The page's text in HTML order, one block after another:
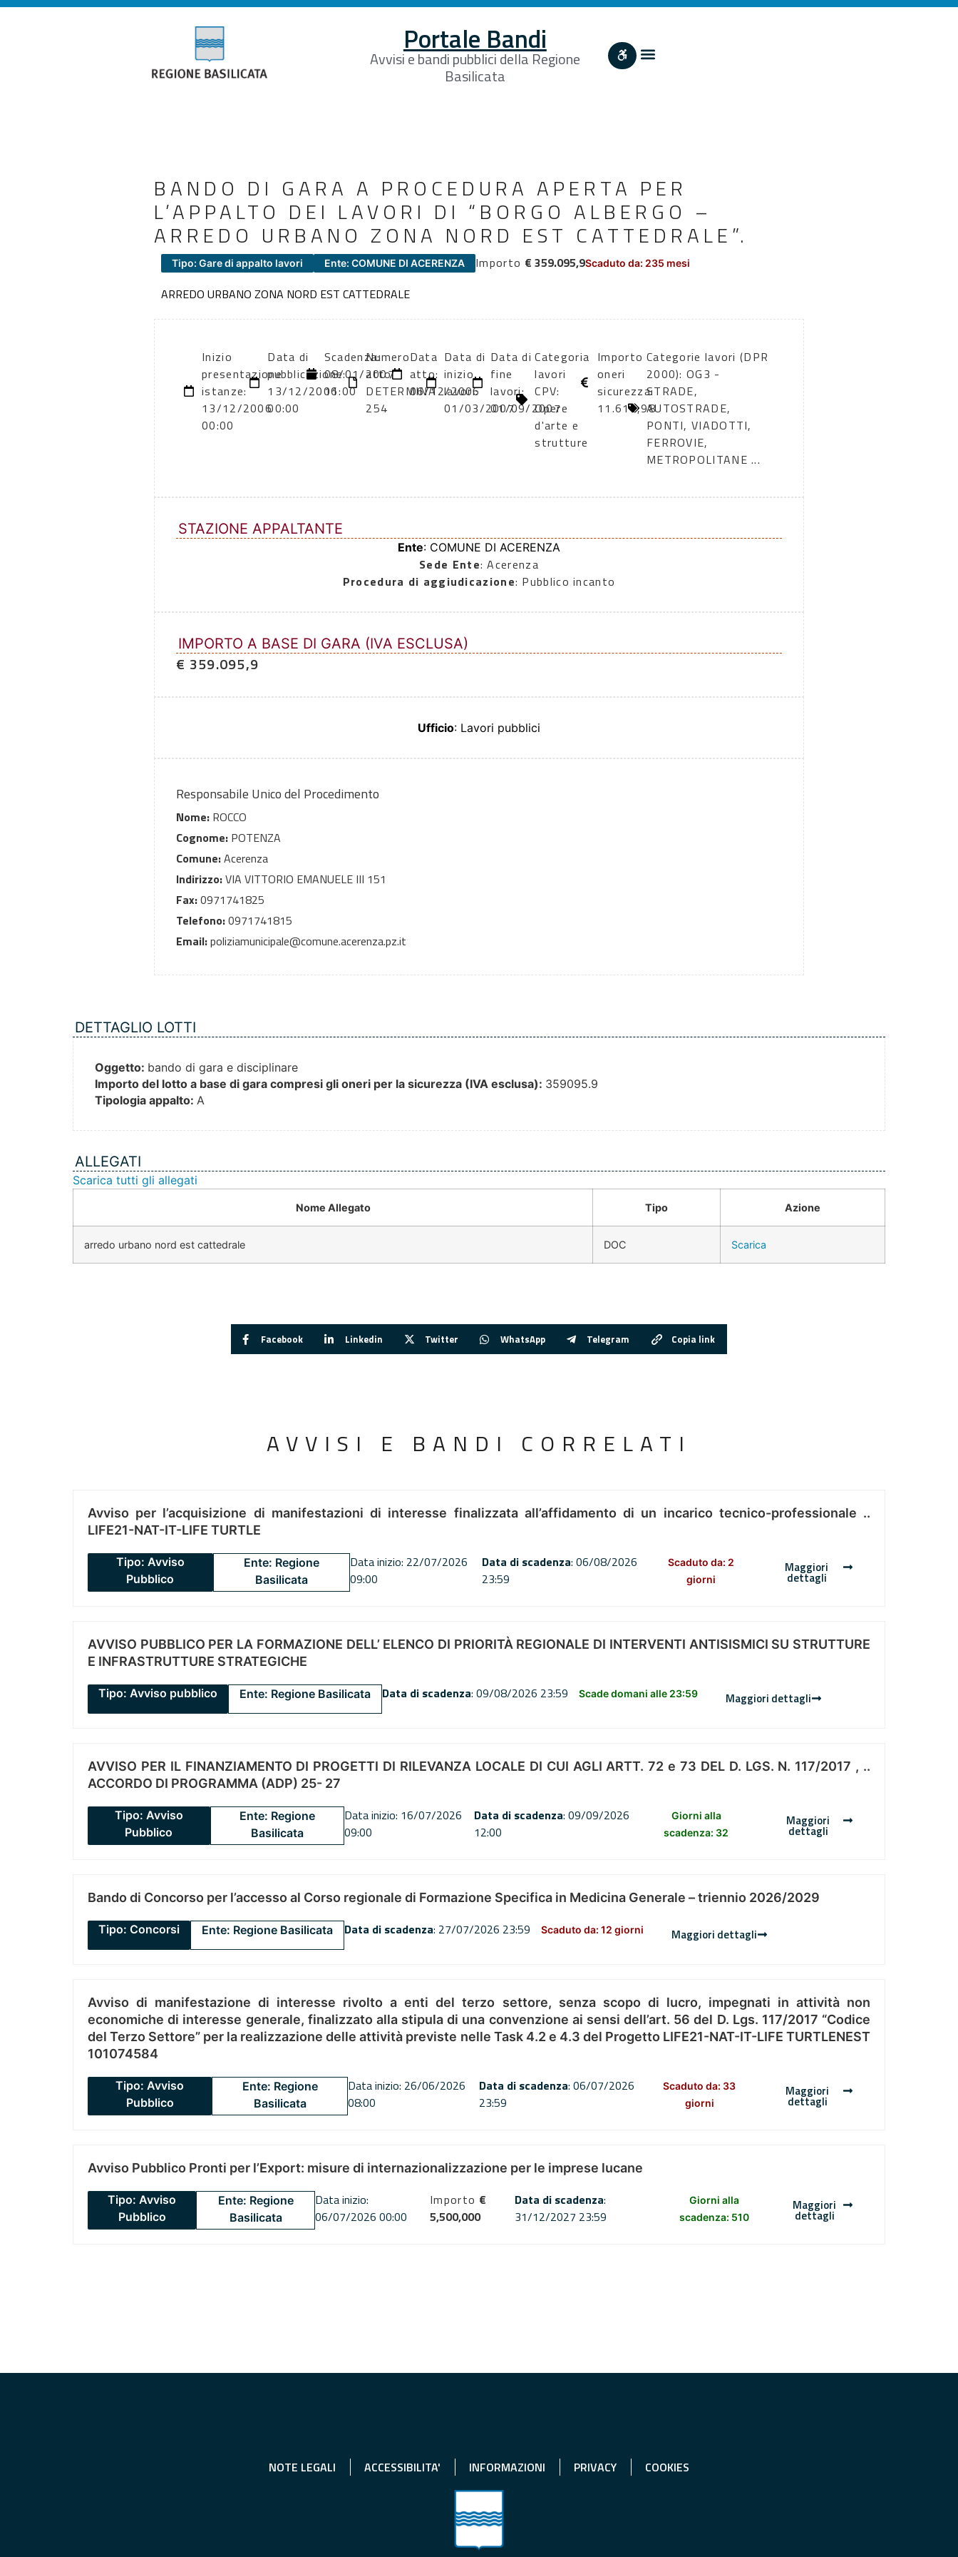
Portale Bandi
Avvisi e bandi pubblici della Regione
Basilicata
BANDO DI GARA A PROCEDURA APERTA PER
L’APPALTO DEI LAVORI DI “BORGO ALBERGO –
ARREDO URBANO ZONA NORD EST CATTEDRALE”.
Tipo: Gare di appalto lavori Ente: COMUNE DI ACERENZA Importo € 359.095,9Scaduto da: 235 mesi
ARREDO URBANO ZONA NORD EST CATTEDRALE
Inizio
presentazione
istanze:
13/12/2006
00:00
Data di
pubblicazione:
13/12/2006
00:00
Scadenza:
08/01/2007
11:00
Numero
atto:
DETERMINA
254
Data
atto:
06/12/2006
Data di
inizio
lavori:
01/03/2007
Data di
fine
lavori:
01/09/2007
Categoria
lavori
CPV:
Opere
d'arte e
strutture
Importo
oneri
sicurezza:
11.611,98
Categorie lavori (DPR
2000): OG3 -
STRADE,
AUTOSTRADE,
PONTI, VIADOTTI,
FERROVIE,
METROPOLITANE ...
STAZIONE APPALTANTE
Ente: COMUNE DI ACERENZA
Sede Ente: Acerenza
Procedura di aggiudicazione: Pubblico incanto
IMPORTO A BASE DI GARA (IVA ESCLUSA)
€ 359.095,9
Ufficio: Lavori pubblici
Responsabile Unico del Procedimento
Nome: ROCCO
Cognome: POTENZA
Comune:Acerenza
Indirizzo:VIA VITTORIO EMANUELE III 151
Fax:0971741825
Telefono:0971741815
Email:poliziamunicipale@comune.acerenza.pz.it
DETTAGLIO LOTTI
Oggetto: bando di gara e disciplinare
Importo del lotto a base di gara compresi gli oneri per la sicurezza (IVA esclusa): 359095.9
Tipologia appalto: A
ALLEGATI
Scarica tutti gli allegati
Nome Allegato Tipo Azione
arredo urbano nord est cattedrale DOC Scarica
Facebook Linkedin Twitter WhatsApp Telegram Copia link
AVVISI E BANDI CORRELATI
Avviso per l’acquisizione di manifestazioni di interesse finalizzata all’affidamento di un incarico tecnico-professionale ..
LIFE21-NAT-IT-LIFE TURTLE
Tipo: Avviso
Pubblico
Ente: Regione
Basilicata
Data inizio: 22/07/2026
09:00
Data di scadenza: 06/08/2026
23:59
Scaduto da: 2
giorni
Maggiori
dettagli
AVVISO PUBBLICO PER LA FORMAZIONE DELL’ ELENCO DI PRIORITÀ REGIONALE DI INTERVENTI ANTISISMICI SU STRUTTURE
E INFRASTRUTTURE STRATEGICHE
Tipo: Avviso pubblico Ente: Regione Basilicata Data di scadenza: 09/08/2026 23:59 Scade domani alle 23:59 Maggiori dettagli
AVVISO PER IL FINANZIAMENTO DI PROGETTI DI RILEVANZA LOCALE DI CUI AGLI ARTT. 72 e 73 DEL D. LGS. N. 117/2017 , ..
ACCORDO DI PROGRAMMA (ADP) 25- 27
Tipo: Avviso
Pubblico
Ente: Regione
Basilicata
Data inizio: 16/07/2026
09:00
Data di scadenza: 09/09/2026
12:00
Giorni alla
scadenza: 32
Maggiori
dettagli
Bando di Concorso per l’accesso al Corso regionale di Formazione Specifica in Medicina Generale – triennio 2026/2029
Tipo: Concorsi Ente: Regione Basilicata Data di scadenza: 27/07/2026 23:59 Scaduto da: 12 giorni Maggiori dettagli
Avviso di manifestazione di interesse rivolto a enti del terzo settore, senza scopo di lucro, impegnati in attività non
economiche di interesse generale, finalizzato alla stipula di una convenzione ai sensi dell’art. 56 del D. Lgs. 117/2017 “Codice
del Terzo Settore” per la realizzazione delle attività previste nelle Task 4.2 e 4.3 del Progetto LIFE21-NAT-IT-LIFE TURTLENEST
101074584
Tipo: Avviso
Pubblico
Ente: Regione
Basilicata
Data inizio: 26/06/2026
08:00
Data di scadenza: 06/07/2026
23:59
Scaduto da: 33
giorni
Maggiori
dettagli
Avviso Pubblico Pronti per l’Export: misure di internazionalizzazione per le imprese lucane
Tipo: Avviso
Pubblico
Ente: Regione
Basilicata
Data inizio:
06/07/2026 00:00
Importo €
5,500,000
Data di scadenza:
31/12/2027 23:59
Giorni alla
scadenza: 510
Maggiori
dettagli
NOTE LEGALI ACCESSIBILITA' INFORMAZIONI PRIVACY COOKIES